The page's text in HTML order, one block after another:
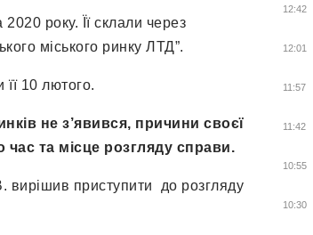
року. Її склали через
міського ринку ЛТД”.
10 лютого.
не з’явився, причини своєї
та місце розгляду справи.
вирішив приступити до розгляду
12:42
12:01
11:57
11:42
10:55
10:30